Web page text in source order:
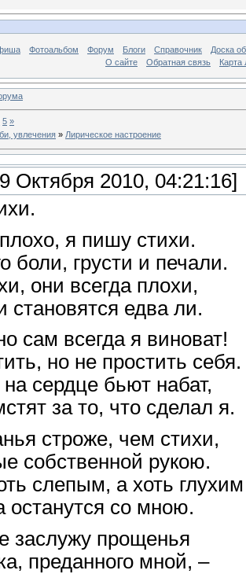
Фотоальбом Форум Блоги Справочник
Доска
О сайте
Обратная связь Карта
5 »
увлечения » Лирическое настроение
Октября 2010, 04:21:16]
я пишу стихи.
боли, грусти и печали.
они всегда плохи,
едва ли.
сам всегда я виноват!
но не простить себя.
сердце бьют набат,
за то, что сделал я.
строже, чем стихи,
собственной рукою.
слепым, а хоть
останутся со мною.
заслужу прощенья
преданного мной, –